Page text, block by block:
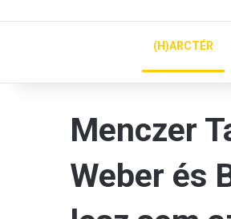
(H)ARCTÉR
Menczer
Weber és